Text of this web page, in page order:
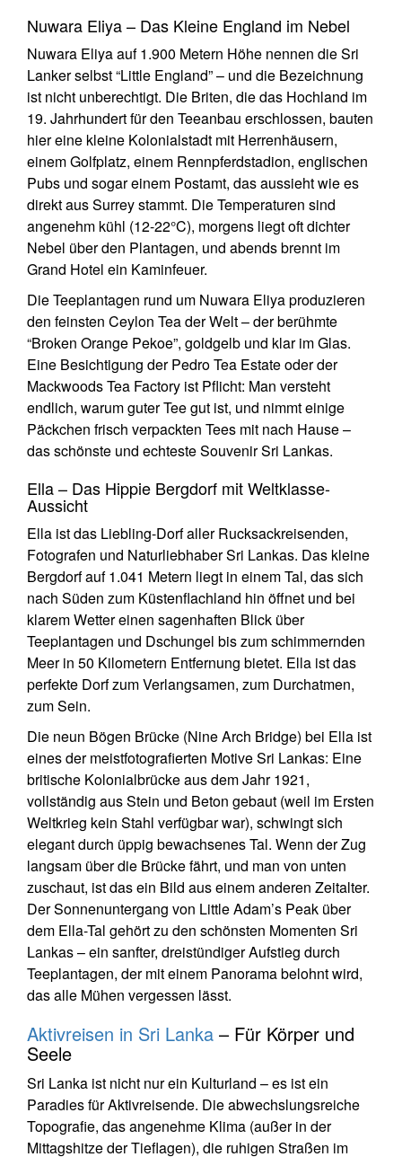
Nuwara Eliya – Das Kleine England im Nebel
Nuwara Eliya auf 1.900 Metern Höhe nennen die Sri
Lanker selbst “Little England” – und die Bezeichnung
ist nicht unberechtigt. Die Briten, die das Hochland im
19. Jahrhundert für den Teeanbau erschlossen, bauten
hier eine kleine Kolonialstadt mit Herrenhäusern,
einem Golfplatz, einem Rennpferdstadion, englischen
Pubs und sogar einem Postamt, das aussieht wie es
direkt aus Surrey stammt. Die Temperaturen sind
angenehm kühl (12-22°C), morgens liegt oft dichter
Nebel über den Plantagen, und abends brennt im
Grand Hotel ein Kaminfeuer.
Die Teeplantagen rund um Nuwara Eliya produzieren
den feinsten Ceylon Tea der Welt – der berühmte
“Broken Orange Pekoe”, goldgelb und klar im Glas.
Eine Besichtigung der Pedro Tea Estate oder der
Mackwoods Tea Factory ist Pflicht: Man versteht
endlich, warum guter Tee gut ist, und nimmt einige
Päckchen frisch verpackten Tees mit nach Hause –
das schönste und echteste Souvenir Sri Lankas.
Ella – Das Hippie Bergdorf mit Weltklasse-
Aussicht
Ella ist das Liebling-Dorf aller Rucksackreisenden,
Fotografen und Naturliebhaber Sri Lankas. Das kleine
Bergdorf auf 1.041 Metern liegt in einem Tal, das sich
nach Süden zum Küstenflachland hin öffnet und bei
klarem Wetter einen sagenhaften Blick über
Teeplantagen und Dschungel bis zum schimmernden
Meer in 50 Kilometern Entfernung bietet. Ella ist das
perfekte Dorf zum Verlangsamen, zum Durchatmen,
zum Sein.
Die neun Bögen Brücke (Nine Arch Bridge) bei Ella ist
eines der meistfotografierten Motive Sri Lankas: Eine
britische Kolonialbrücke aus dem Jahr 1921,
vollständig aus Stein und Beton gebaut (weil im Ersten
Weltkrieg kein Stahl verfügbar war), schwingt sich
elegant durch üppig bewachsenes Tal. Wenn der Zug
langsam über die Brücke fährt, und man von unten
zuschaut, ist das ein Bild aus einem anderen Zeitalter.
Der Sonnenuntergang von Little Adam’s Peak über
dem Ella-Tal gehört zu den schönsten Momenten Sri
Lankas – ein sanfter, dreistündiger Aufstieg durch
Teeplantagen, der mit einem Panorama belohnt wird,
das alle Mühen vergessen lässt.
Aktivreisen in Sri Lanka – Für Körper und
Seele
Sri Lanka ist nicht nur ein Kulturland – es ist ein
Paradies für Aktivreisende. Die abwechslungsreiche
Topografie, das angenehme Klima (außer in der
Mittagshitze der Tieflagen), die ruhigen Straßen im